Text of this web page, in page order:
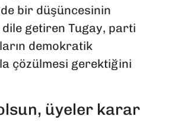
bir düşüncesinin
dile getiren Tugay, parti
demokratik
çözülmesi gerektiğini
üyeler karar